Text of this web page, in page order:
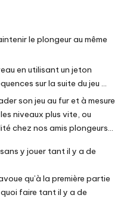
le plongeur au même
en utilisant un jeton
sur la suite du jeu …
son jeu au fur et à mesure
niveaux plus vite, ou
chez nos amis plongeurs…
y jouer tant il y a de
qu’à la première partie
faire tant il y a de